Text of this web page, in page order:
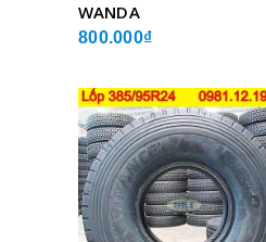
WANDA
800.000₫